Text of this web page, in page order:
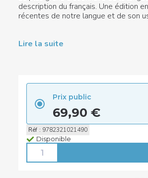
description du français. Une édition
récentes de notre langue et de son
Lire la suite
Prix public
69,90 €
Réf : 9782321021490
Disponible